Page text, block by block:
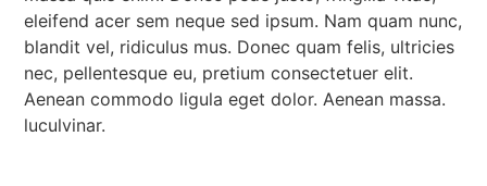
eleifend acer sem neque sed ipsum. Nam quam nunc,
blandit vel, ridiculus mus. Donec quam felis, ultricies
nec, pellentesque eu, pretium consectetuer elit.
Aenean commodo ligula eget dolor. Aenean massa.
luculvinar.